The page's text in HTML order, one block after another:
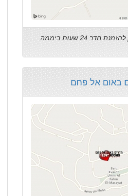
חדרים באביאל טלפון להזמנת חדר 24 שעות ביממה
באום אל פחם